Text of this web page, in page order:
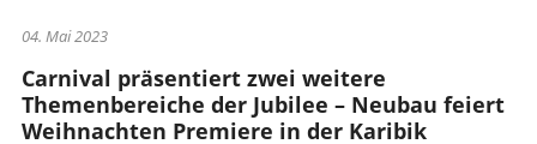
04. Mai 2023
Carnival präsentiert zwei weitere
Themenbereiche der Jubilee – Neubau feiert
Weihnachten Premiere in der Karibik